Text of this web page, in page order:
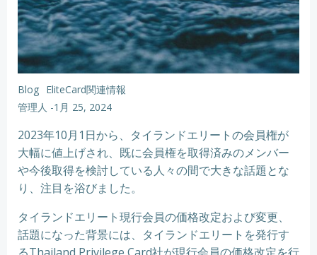
Blog EliteCard関連情報
管理人 -1月 25, 2024
2023年10月1日から、タイランドエリートの会員権が
大幅に値上げされ、既に会員権を取得済みのメンバー
や今後取得を検討している人々の間で大きな話題とな
り、注目を浴びました。
タイランドエリート現行会員の価格改定および変更、
話題になった背景には、タイランドエリートを発行す